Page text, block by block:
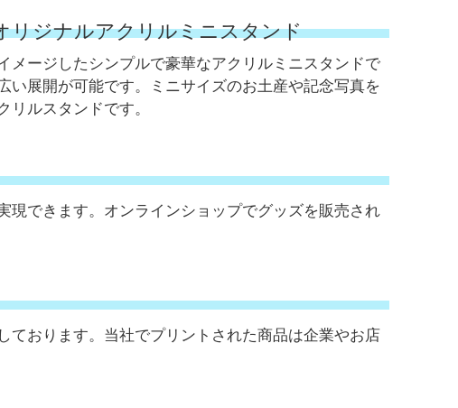
リジナルアクリルミニスタンド
メージしたシンプルで豪華なアクリルミニスタンドで
展開が可能です。ミニサイズのお土産や記念写真を
ルスタンドです。
現できます。オンラインショップでグッズを販売され
おります。当社でプリントされた商品は企業やお店